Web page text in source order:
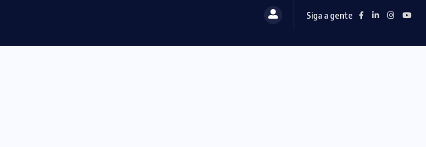
Siga a gente